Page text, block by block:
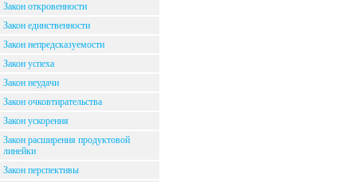
Закон откровенности
Закон единственности
Закон непредсказуемости
Закон успеха
Закон неудачи
Закон очковтирательства
Закон ускорения
Закон расширения продуктовой
линейки
Закон перспективы